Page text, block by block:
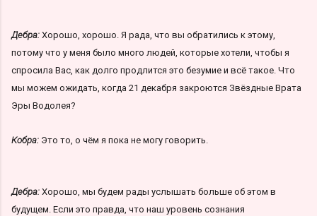
Дебра: Хорошо, хорошо. Я рада, что вы обратились к этому,
потому что у меня было много людей, которые хотели, чтобы я
спросила Вас, как долго продлится это безумие и всё такое. Что
мы можем ожидать, когда 21 декабря закроются Звёздные Врата
Эры Водолея?
Кобра: Это то, о чём я пока не могу говорить.
Дебра: Хорошо, мы будем рады услышать больше об этом в
будущем. Если это правда, что наш уровень сознания